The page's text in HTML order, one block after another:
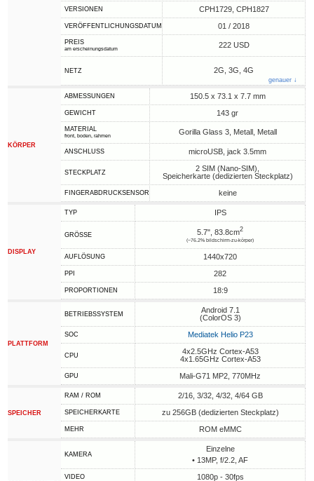
VERSIONEN CPH1729, CPH1827
VERÖFFENTLICHUNGSDATUM 01 / 2018
PREIS
am erscheinungsdatum 222 USD
NETZ 2G, 3G, 4G
genauer ↓
KÖRPER
ABMESSUNGEN 150.5 x 73.1 x 7.7 mm
GEWICHT 143 gr
MATERIAL
front, boden, rahmen Gorilla Glass 3, Metall, Metall
ANSCHLUSS microUSB, jack 3.5mm
STECKPLATZ
2 SIM (Nano-SIM),
Speicherkarte (dedizierten Steckplatz)
FINGERABDRUCKSENSOR keine
DISPLAY
TYP IPS
GRÖSSE 5.7", 83.8cm2
(~76.2% bildschirm-zu-körper)
AUFLÖSUNG 1440x720
PPI 282
PROPORTIONEN 18:9
PLATTFORM
BETRIEBSSYSTEM
Android 7.1
(ColorOS 3)
SOC Mediatek Helio P23
CPU
4x2.5GHz Cortex-A53
4x1.65GHz Cortex-A53
GPU Mali-G71 MP2, 770MHz
SPEICHER
RAM / ROM 2/16, 3/32, 4/32, 4/64 GB
SPEICHERKARTE zu 256GB (dedizierten Steckplatz)
MEHR ROM eMMC
KAMERA
Einzelne
• 13MP, f/2.2, AF
VIDEO 1080p - 30fps